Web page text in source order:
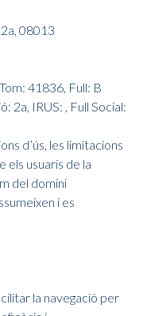
08013
41836, Full: B
2a, IRUS: , Full Social:
d’ús, les limitacions
els usuaris de la
del domini
i es
la navegació per